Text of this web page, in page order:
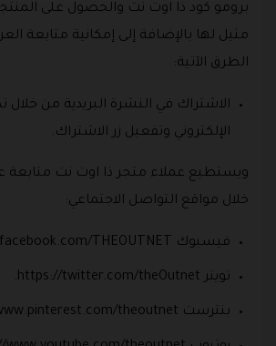
برومو كود ذا اوت نت والحصول على
مثيل لها بالإضافة إلى إمكانية متابعة
الطرق الآتية:
الاشتراك في النشرة البريدية من خلال
الإلكتروني وتفعيل زر الاشتراك.
ويستطيع عملاء متجر ذا اوت نت
خلال مواقع التواصل الاجتماعي:
فيسبوك https://www.facebook.com/THEOUTNET.
تويتر https://twitter.com/theOutnet.
بنترست https://www.pinterest.com/theoutnet.